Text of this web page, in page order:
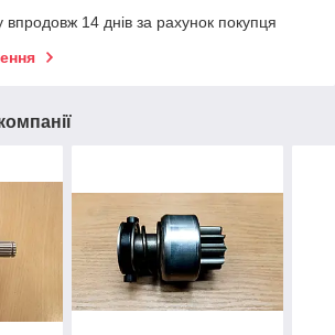
14 днів за рахунок покупця